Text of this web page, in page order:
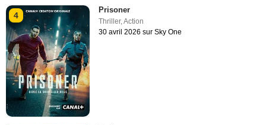
4
Prisoner
Thriller,Action
30 avril 2026 sur Sky One